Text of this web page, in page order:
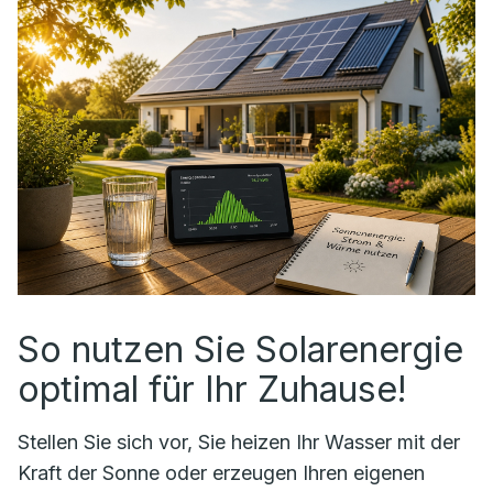
So nutzen Sie Solarenergie
optimal für Ihr Zuhause!
Stellen Sie sich vor, Sie heizen Ihr Wasser mit der
Kraft der Sonne oder erzeugen Ihren eigenen